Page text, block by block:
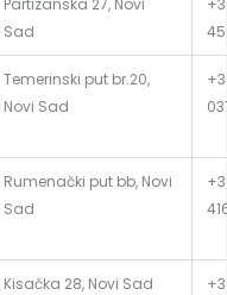
Sad
Temerinski put br.20,
Novi Sad
Rumenački put bb, Novi
Sad
Kisačka 28, Novi Sad